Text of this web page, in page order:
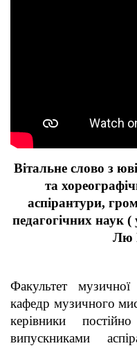
Вітальне слово з
та
аспірантури,
педагогічних наук (
Лю
Факультет
кафедр музичного
керівники
випускниками